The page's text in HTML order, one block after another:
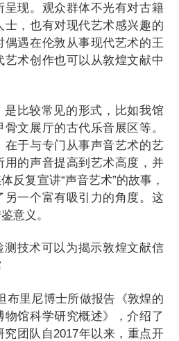
呈现。观众群体不光有对古籍
士，也有对现代艺术感兴趣的
偶遇在伦敦从事现代艺术的王
术创作也可以从敦煌文献中
是比较常见的形式，比如我馆
文展厅的古代乐音展区等。
在于与专门从事声音艺术的艺
用的声音提高到艺术高度，并
反复宣讲“声音艺术”的故事，
另一个富有吸引力的角度。这
意义。
测技术可以为揭示敦煌文献信
布里尼博士所做报告《敦煌的
馆科学研究概述》，介绍了
团队自2017年以来，重点开